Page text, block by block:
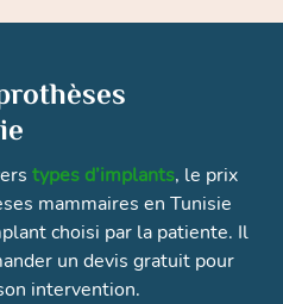
types d’implants, le prix
mammaires en Tunisie
choisi par la patiente. Il
un devis gratuit pour
intervention.